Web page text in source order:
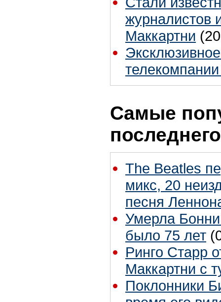
журналистов
Маккартни
Самые
The Beatles
микс, 20
песня
Умерла
было 75 лет
Ринго Старр
Маккартни с
Поклонники